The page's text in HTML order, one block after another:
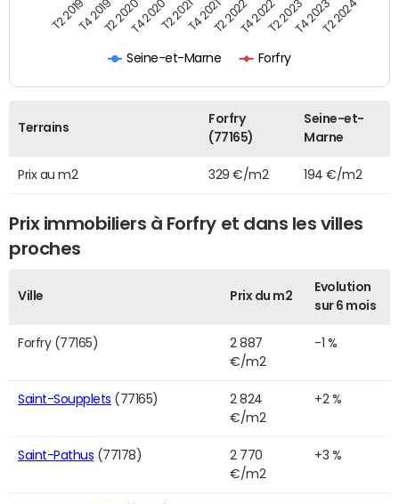
Seine-et-Marne Forfry
T2 2019T4 2019T2 2020T4 2020T2 2021T4 2021T2 2022T4 2022T2 2023T4 2023T2 2024
Terrains
Forfry
(77165)
Seine-et-
Marne
Prix au m2 329 €/m2 194 €/m2
Prix immobiliers à Forfry et dans les villes
proches
Ville Prix du m2
Evolution
sur 6 mois
Forfry (77165)
2 887
€/m2
-1 %
Saint-Soupplets (77165)
2 824
€/m2
+2 %
Saint-Pathus (77178)
2 770
€/m2
+3 %